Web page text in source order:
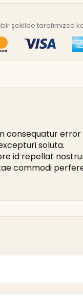
şekilde tarafımızca
error
soluta.
id repellat
commodi